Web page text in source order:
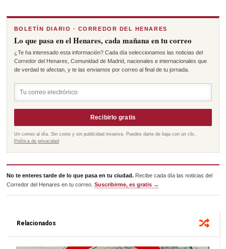
BOLETÍN DIARIO · CORREDOR DEL HENARES
Lo que pasa en el Henares, cada mañana en tu correo
¿Te ha interesado esta información? Cada día seleccionamos las noticias del
Corredor del Henares, Comunidad de Madrid, nacionales e internacionales que
de verdad te afectan, y te las enviamos por correo al final de tu jornada.
Recibirlo gratis
Un correo al día. Sin coste y sin publicidad invasiva. Puedes darte de baja con un clic.
Política de privacidad
No te enteres tarde de lo que pasa en tu ciudad. Recibe cada día las noticias del
Corredor del Henares en tu correo.Suscribirme, es gratis →
Relacionados